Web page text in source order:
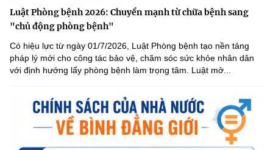
Luật Phòng bệnh 2026: Chuyển mạnh từ chữa bệnh sang
"chủ động phòng bệnh"
Có hiệu lực từ ngày 01/7/2026, Luật Phòng bệnh tạo nền tảng
pháp lý mới cho công tác bảo vệ, chăm sóc sức khỏe nhân dân
với định hướng lấy phòng bệnh làm trọng tâm. Luật mở...